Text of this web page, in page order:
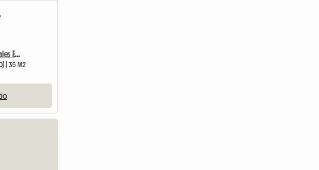
Encantadoras Casas Rurales En Provenza Con Jacuzzi Privado
| 35 M2